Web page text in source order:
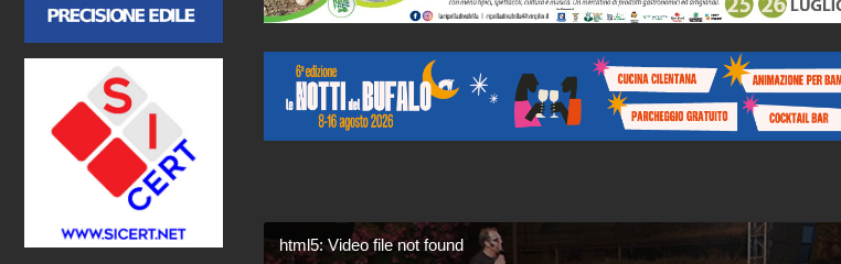
html5: Video file not found